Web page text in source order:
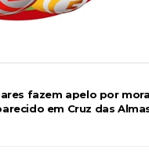
fazem apelo por
em Cruz das